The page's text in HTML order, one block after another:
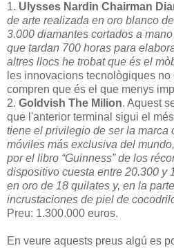
1. Ulysses Nardin Chairman
de arte realizada en oro blanco
3.000 diamantes cortados a
que tardan 700 horas para
altres llocs he trobat que és el
les innovacions tecnològiques
compren que és el que menys
2. Goldvish The Milion. Aquest
que l'anterior terminal sigui el
tiene el privilegio de ser la marca
móviles más exclusiva del
por el libro “Guinness” de los
dispositivo cuesta entre 20.300 y
en oro de 18 quilates y, en la
incrustaciones de piel de
Preu: 1.300.000 euros.
En veure aquests preus algú es